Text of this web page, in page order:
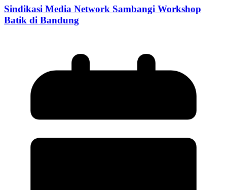
Sindikasi Media Network Sambangi Workshop
Batik di Bandung